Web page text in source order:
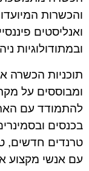
והכשרות
ואנליסטים
ובמתודולוגיות
תוכניות הכשרה
ומבוססים על
להתמודד עם
בכנסים
טרנדים חדשים,
עם אנשי מקצוע